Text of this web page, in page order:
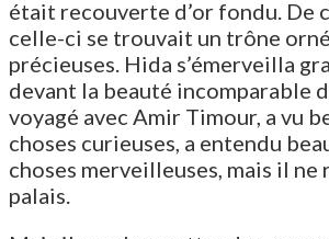
était recouverte d’or fondu. De
celle-ci se trouvait un trône
précieuses. Hida s’émerveilla
devant la beauté incomparable
voyagé avec Amir Timour, a vu
choses curieuses, a entendu
choses merveilleuses, mais il ne
palais.